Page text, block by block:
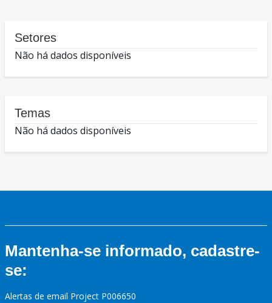
Setores
Não há dados disponíveis
Temas
Não há dados disponíveis
Mantenha-se informado, cadastre-
se:
Alertas de email Project P006650